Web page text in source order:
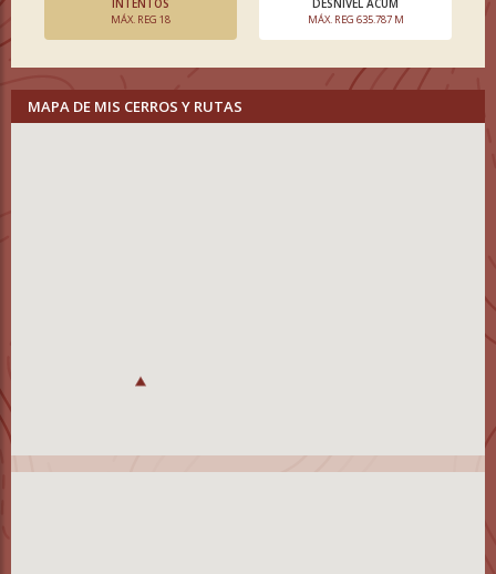
INTENTOS
MÁX. REG 18
DESNIVEL ACUM
MÁX. REG 635.787 M
MAPA DE MIS CERROS Y RUTAS